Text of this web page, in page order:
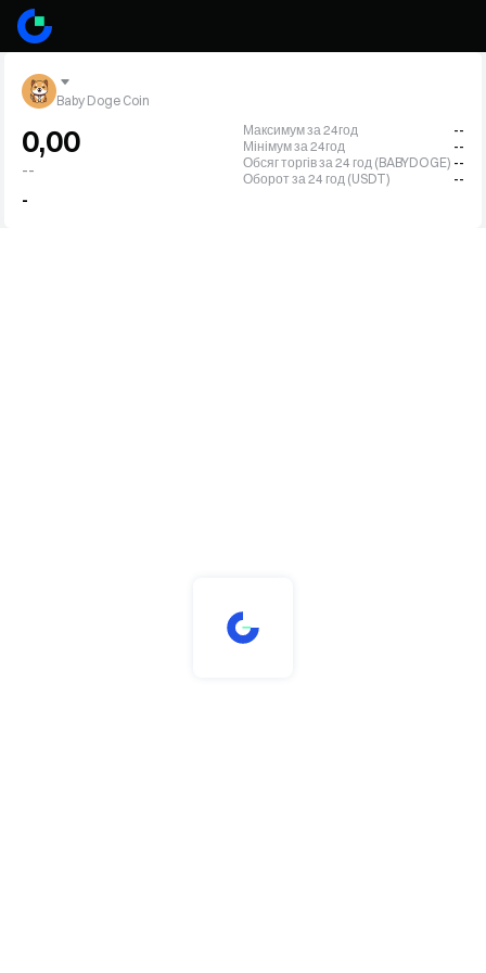
Baby Doge Coin
0,00
--
-
Максимум за 24год
--
Мінімум за 24год
--
Обсяг торгів за 24 год (BABYDOGE) --
Оборот за 24 год (USDT)
--